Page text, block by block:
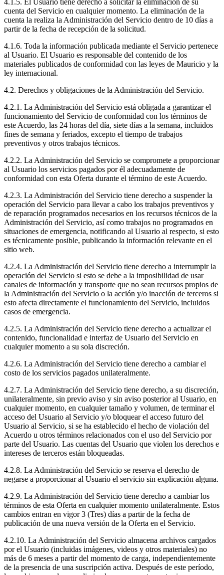
4.1.5. El Usuario tiene derecho a solicitar la eliminación de su
cuenta del Servicio en cualquier momento. La eliminación de la
cuenta la realiza la Administración del Servicio dentro de 10 días a
partir de la fecha de recepción de la solicitud.
4.1.6. Toda la información publicada mediante el Servicio pertenece
al Usuario. El Usuario es responsable del contenido de los
materiales publicados de conformidad con las leyes de Mauricio y la
ley internacional.
4.2. Derechos y obligaciones de la Administración del Servicio.
4.2.1. La Administración del Servicio está obligada a garantizar el
funcionamiento del Servicio de conformidad con los términos de
este Acuerdo, las 24 horas del día, siete días a la semana, incluidos
fines de semana y feriados, excepto el tiempo de trabajos
preventivos y otros trabajos técnicos.
4.2.2. La Administración del Servicio se compromete a proporcionar
al Usuario los servicios pagados por él adecuadamente de
conformidad con esta Oferta durante el término de este Acuerdo.
4.2.3. La Administración del Servicio tiene derecho a suspender la
operación del Servicio para llevar a cabo los trabajos preventivos y
de reparación programados necesarios en los recursos técnicos de la
Administración del Servicio, así como trabajos no programados en
situaciones de emergencia, notificando al Usuario al respecto, si esto
es técnicamente posible, publicando la información relevante en el
sitio web.
4.2.4. La Administración del Servicio tiene derecho a interrumpir la
operación del Servicio si esto se debe a la imposibilidad de usar
canales de información y transporte que no sean recursos propios de
la Administración del Servicio o la acción y/o inacción de terceros si
esto afecta directamente el funcionamiento del Servicio, incluidos
casos de emergencia.
4.2.5. La Administración del Servicio tiene derecho a actualizar el
contenido, funcionalidad e interfaz de Usuario del Servicio en
cualquier momento a su sola discreción.
4.2.6. La Administración del Servicio tiene derecho a cambiar el
costo de los servicios pagados unilateralmente.
4.2.7. La Administración del Servicio tiene derecho, a su discreción,
unilateralmente, sin previo aviso y sin aviso posterior al Usuario, en
cualquier momento, en cualquier tamaño y volumen, de terminar el
acceso del Usuario al Servicio y/o bloquear el acceso futuro del
Usuario al Servicio, si se ha establecido el hecho de violación del
Acuerdo u otros términos relacionados con el uso del Servicio por
parte del Usuario. Las cuentas del Usuario que violen los derechos e
intereses de terceros están bloqueadas.
4.2.8. La Administración del Servicio se reserva el derecho de
negarse a proporcionar al Usuario el servicio sin explicación alguna.
4.2.9. La Administración del Servicio tiene derecho a cambiar los
términos de esta Oferta en cualquier momento unilateralmente. Estos
cambios entran en vigor 3 (Tres) días a partir de la fecha de
publicación de una nueva versión de la Oferta en el Servicio.
4.2.10. La Administración del Servicio almacena archivos cargados
por el Usuario (incluidas imágenes, videos y otros materiales) no
más de 6 meses a partir del momento de carga, independientemente
de la presencia de una suscripción activa. Después de este período,